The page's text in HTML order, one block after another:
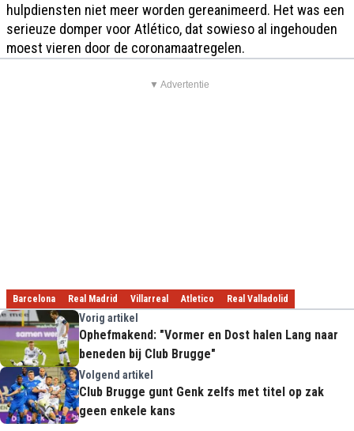
hulpdiensten niet meer worden gereanimeerd. Het was een
serieuze domper voor Atlético, dat sowieso al ingehouden
moest vieren door de coronamaatregelen.
▼ Advertentie
Barcelona Real Madrid Villarreal Atletico Real Valladolid
Vorig artikel
Ophefmakend: "Vormer en Dost halen Lang naar
beneden bij Club Brugge"
Volgend artikel
Club Brugge gunt Genk zelfs met titel op zak
geen enkele kans